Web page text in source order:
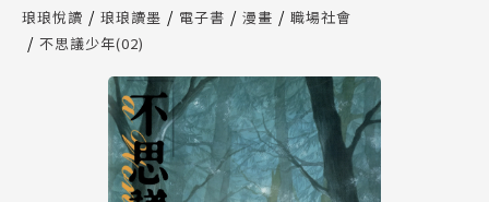
請圖文教學
【公告】琅琅書店服務升級重要說明及資產合併結果
查詢
【公告】因 Readmoo 讀墨系統維護中，本站同步暫
停部分閱讀服務
琅琅悅讀 琅琅讀墨 電子書 漫畫
職場社會
不思議少年(02)